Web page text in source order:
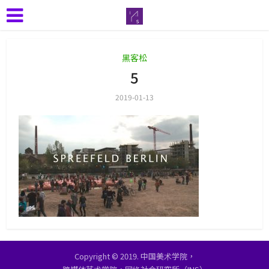
黑客松
5
2019-01-13
Copyright © 2019. 中国美术学院，